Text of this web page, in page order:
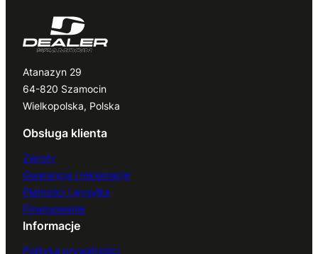
Atanazyn 29
64-820 Szamocin
Wielkopolska, Polska
Obsługa klienta
Zwroty
Gwarancja i reklamacje
Płatności i wysyłka
Finansowanie
Informacje
Polityka prywatności